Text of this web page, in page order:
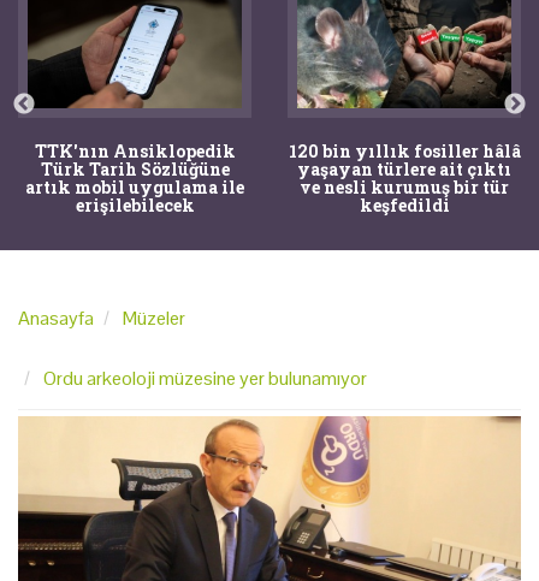
TTK'nın Ansiklopedik
Türk Tarih Sözlüğüne
artık mobil uygulama ile
erişilebilecek
120 bin yıllık fosiller hâlâ
yaşayan türlere ait çıktı
ve nesli kurumuş bir tür
keşfedildi
Anasayfa Müzeler
Ordu arkeoloji müzesine yer bulunamıyor